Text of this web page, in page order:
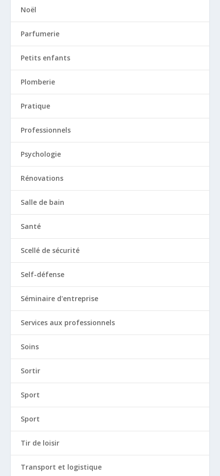
Noël
Parfumerie
Petits enfants
Plomberie
Pratique
Professionnels
Psychologie
Rénovations
Salle de bain
Santé
Scellé de sécurité
Self-défense
Séminaire d'entreprise
Services aux professionnels
Soins
Sortir
Sport
Sport
Tir de loisir
Transport et logistique